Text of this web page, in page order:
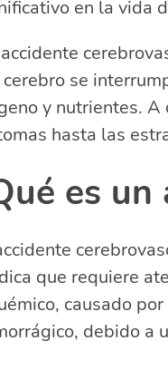
Prevención del
Complicaciones y
Importancia de la
Preguntas
¿Cuáles son
¿Qué secuelas
en la vida
se
y nutrientes. A
hasta las
es
que requiere
causado
debido a